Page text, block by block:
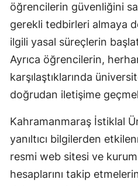
öğrencilerin güvenliğini
gerekli tedbirleri almaya
ilgili yasal süreçlerin
Ayrıca öğrencilerin,
karşılaştıklarında
doğrudan iletişime
Kahramanmaraş İstiklal
yanıltıcı bilgilerden
resmi web sitesi ve
hesaplarını takip